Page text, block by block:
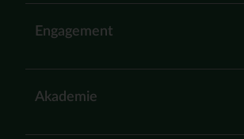
Engagement
Akademie